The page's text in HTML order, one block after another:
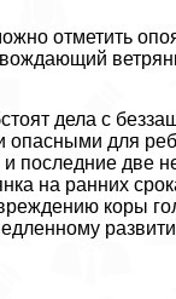
отметить
дела с
опасными для
последние две
на ранних
коры